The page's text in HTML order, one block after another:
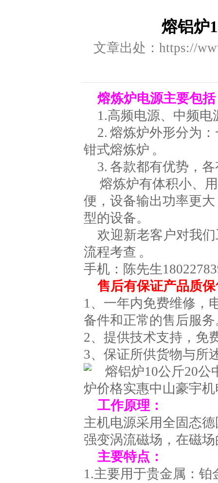
熔铝炉
文章出处：https://
熔炼炉电源主要包
1.高频电源、中频电
2. 熔炼炉外形分为
钳式熔炼炉 。
3. 各款都有优势，
熔炼炉有体积小、
便，设备输出功率更
型的设备。
欢迎新老客户对我
流程考查 。
手机：陈先生
售后有保证产品质
1、一年内免费维修，
备件和正常的售后服务
2、提供技术支持，免
3、保证所供货物与所
工作原理：
主机电源采用全固态
强变涡流磁场，在磁
主要特点：
1.主要用于贵金属：